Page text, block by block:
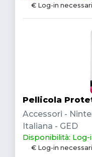
€ Log-in
Pellicola
Accessori -
Italiana - GED
Disponibilità: Log-
€ Log-in